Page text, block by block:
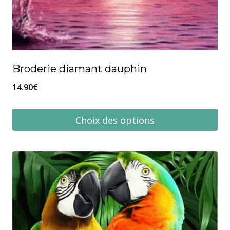
Broderie diamant dauphin
14.90€
Choix des options
produit
plusieurs
variations.